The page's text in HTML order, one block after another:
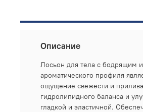
Описание
Лосьон для тела с бодрящим
ароматического профиля
ощущение свежести и
гидролипидного баланса и
гладкой и эластичной.